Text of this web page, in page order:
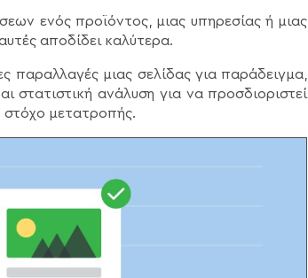
ενός προϊόντος, μιας υπηρεσίας ή μιας
αποδίδει καλύτερα.
παραλλαγές μιας σελίδας για παράδειγμα,
στατιστική ανάλυση για να προσδιοριστεί
στόχο μετατροπής.